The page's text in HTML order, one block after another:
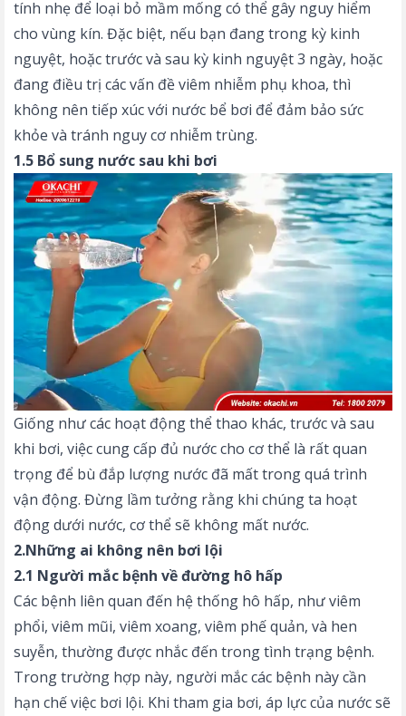
tính nhẹ để loại bỏ mầm mống có thể gây nguy hiểm
cho vùng kín. Đặc biệt, nếu bạn đang trong kỳ kinh
nguyệt, hoặc trước và sau kỳ kinh nguyệt 3 ngày, hoặc
đang điều trị các vấn đề viêm nhiễm phụ khoa, thì
không nên tiếp xúc với nước bể bơi để đảm bảo sức
khỏe và tránh nguy cơ nhiễm trùng.
1.5 Bổ sung nước sau khi bơi
Giống như các hoạt động thể thao khác, trước và sau
khi bơi, việc cung cấp đủ nước cho cơ thể là rất quan
trọng để bù đắp lượng nước đã mất trong quá trình
vận động. Đừng lầm tưởng rằng khi chúng ta hoạt
động dưới nước, cơ thể sẽ không mất nước.
2.Những ai không nên bơi lội
2.1 Người mắc bệnh về đường hô hấp
Các bệnh liên quan đến hệ thống hô hấp, như viêm
phổi, viêm mũi, viêm xoang, viêm phế quản, và hen
suyễn, thường được nhắc đến trong tình trạng bệnh.
Trong trường hợp này, người mắc các bệnh này cần
hạn chế việc bơi lội. Khi tham gia bơi, áp lực của nước sẽ